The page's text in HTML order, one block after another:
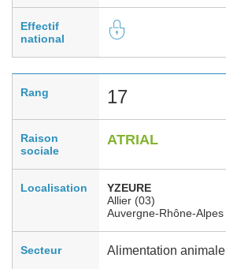
Effectif
national
Rang 17
Raison
sociale
ATRIAL
Localisation
YZEURE
Allier (03)
Auvergne-Rhône-Alpes
Secteur Alimentation animale